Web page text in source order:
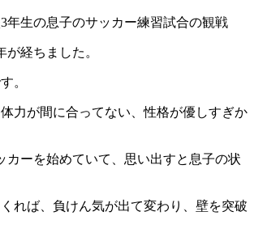
年生の息子のサッカー練習試合の観戦
経ちました。
。
力が間に合ってない、性格が優しすぎか
カーを始めていて、思い出すと息子の状
れば、負けん気が出て変わり、壁を突破